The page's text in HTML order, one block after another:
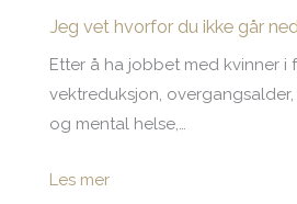
Jeg vet hvorfor du ikke går
Etter å ha jobbet med kvinner i
vektreduksjon,
og mental helse,…
Les mer